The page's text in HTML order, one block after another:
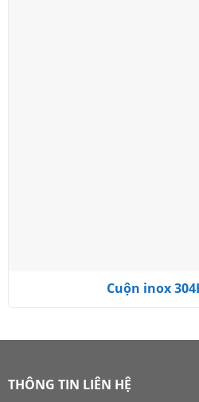
Cuộn inox
THÔNG TIN LIÊN HỆ